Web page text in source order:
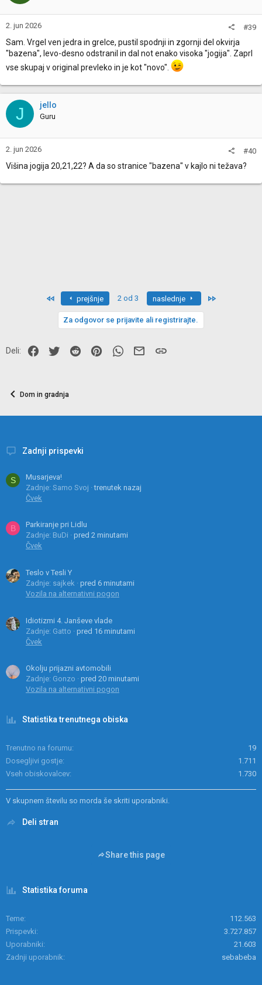
2. jun 2026 #39
Sam. Vrgel ven jedra in grelce, pustil spodnji in zgornji del okvirja
"bazena", levo-desno odstranil in dal not enako visoka "jogija". Zaprl
vse skupaj v original prevleko in je kot "novo".
J jello
Guru
2. jun 2026 #40
Višina jogija 20,21,22? A da so stranice "bazena" v kajlo ni težava?
prejšnje 2 od 3 naslednje
Za odgovor se prijavite ali registrirajte.
Deli: FacebookTwitter Reddit PinterestWhatsApp
E-poštaPovezava
Dom in gradnja
Zadnji prispevki
S
Musarjeva!
Zadnje: Samo Svoj
trenutek nazaj
Čvek
B
Parkiranje pri Lidlu
Zadnje: BuDi
pred 2 minutami
Čvek
Teslo v Tesli Y
Zadnje: sajkek
pred 6 minutami
Vozila na alternativni pogon
Idiotizmi 4. Janševe vlade
Zadnje: Gatto
pred 16 minutami
Čvek
Okolju prijazni avtomobili
Zadnje: Gonzo
pred 20 minutami
Vozila na alternativni pogon
Statistika trenutnega obiska
Trenutno na forumu
19
Dosegljivi gostje
1.711
Vseh obiskovalcev
1.730
V skupnem številu so morda še skriti uporabniki.
Deli stran
Share this page
Statistika foruma
Teme
112.563
Prispevki
3.727.857
Uporabniki
21.603
Zadnji uporabnik
sebabeba